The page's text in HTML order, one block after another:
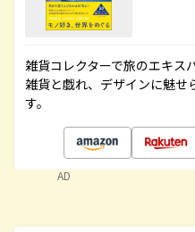
雑貨コレクターで旅のエキス
雑貨と戯れ、デザインに魅せ
す。
AD